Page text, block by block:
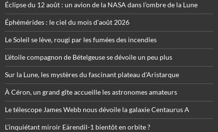
Éclipse du 12 août : un avion de la NASA dans l’ombre de la Lune
Éphémérides : le ciel du mois d’août 2026
Le Soleil se lève, rougi par les fumées des incendies
L’étoile compagnon de Bételgeuse se dévoile un peu plus
Sur la Lune, les mystères du fascinant plateau d’Aristarque
À Céron, un grand gîte accueille les astronomes amateurs
Le télescope James Webb nous dévoile la galaxie Centaurus A
L’inquiétant miroir Eärendil-1 bientôt en orbite ?